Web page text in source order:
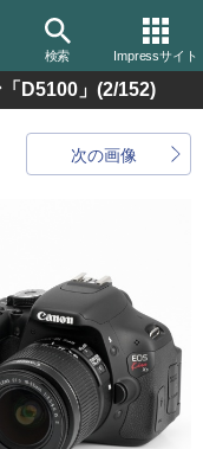
検索 Impressサイト
D5100」 (2/152)
次の画像